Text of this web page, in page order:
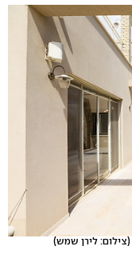
(צילום: לירן שמש)